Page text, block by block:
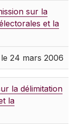
sur la
et la
le 24 mars 2006
la délimitation
la